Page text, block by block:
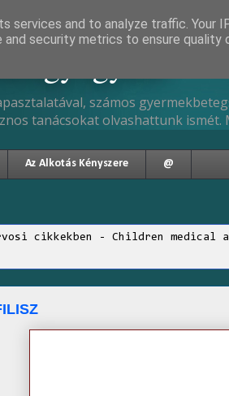
számos
tanácsokat olvashattunk ismét.
Az Alkotás Kényszere @
cikkekben - Children medical
services and to analyze traffic. Your
security metrics to ensure quality